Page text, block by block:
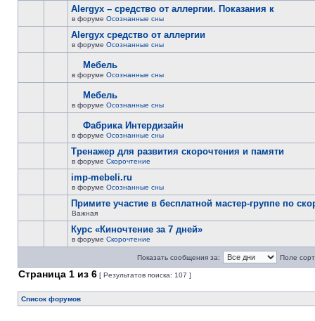
Alergyx – средство от аллергии. Показания к
в форуме Осознанные сны
Alergyx средство от аллергии
в форуме Осознанные сны
Мебель
в форуме Осознанные сны
Мебель
в форуме Осознанные сны
Фабрика Интердизайн
в форуме Осознанные сны
Тренажер для развития скорочтения и памяти
в форуме Скорочтение
imp-mebeli.ru
в форуме Осознанные сны
Примите участие в бесплатной мастер-группе по
Важная
Курс «Киночтение за 7 дней»
в форуме Скорочтение
Показать сообщения за: Поле
Страница 1 из 6 [ Результатов поиска: 107 ]
Список форумов